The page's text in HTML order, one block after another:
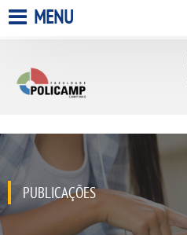
A FACULDADE
QUEM SOMOS
ESTÁGIOS
MENU
PUBLICAÇÕES